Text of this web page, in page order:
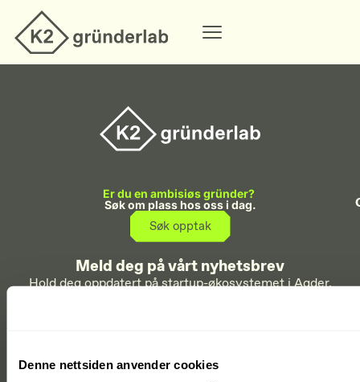
Denne nettsiden anvender cookies
Er du en ambisiøs gründer?
Søk om plass hos oss i dag.
Søk opptak
Meld deg på vårt nyhetsbrev
Hold deg oppdatert på startup-økosystemet i Agder.